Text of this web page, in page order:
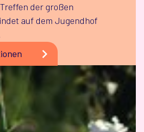
der großen
auf dem Jugendhof